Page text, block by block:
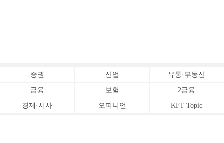
증권 산업 유통·부동산
금융 보험 2금융
경제·시사 오피니언 KFT Topic